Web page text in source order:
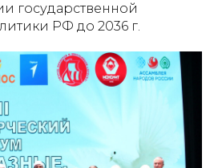
государственной
РФ до 2036 г.